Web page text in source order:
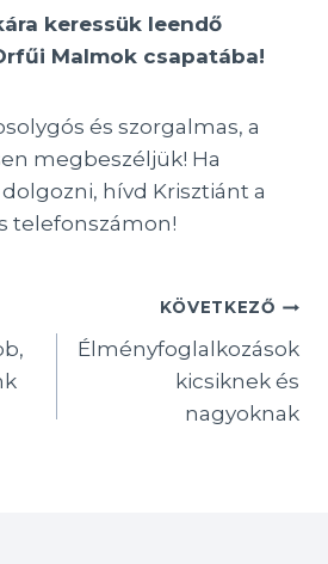
keressük leendő
Malmok csapatába!
és szorgalmas, a
megbeszéljük! Ha
hívd Krisztiánt a
telefonszámon!
KÖVETKEZŐ
Élményfoglalkozások
kicsiknek és
nagyoknak